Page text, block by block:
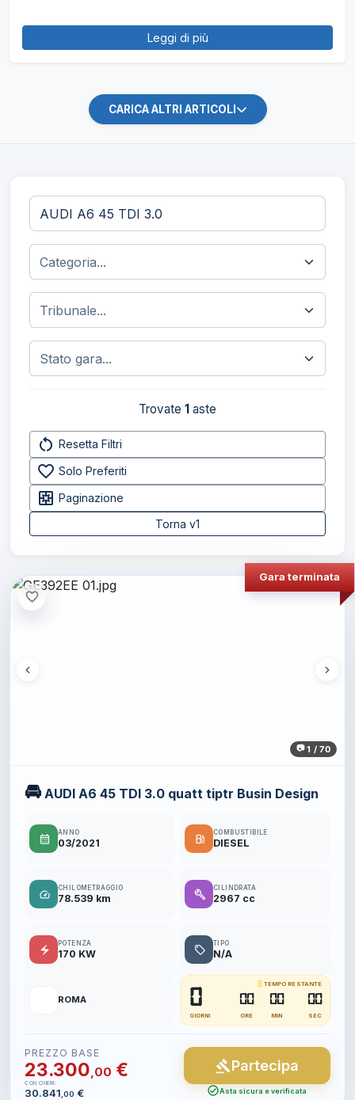
Leggi di più
CARICA ALTRI ARTICOLI
Trovate 1 aste
restart_alt Resetta Filtri
favorite_border Solo Preferiti
pages Paginazione
Torna v1
1 / 70
Gara terminata
favorite_border
🚘 AUDI A6 45 TDI 3.0 quatt tiptr Busin Design
calendar_month
ANNO
03/2021 local_gas_station
COMBUSTIBILE
DIESEL
speed
CHILOMETRAGGIO
78.539 km build
CILINDRATA
2967 cc
electric_bolt
POTENZA
170 KW local_offer
TIPO
N/A
ROMA
hourglass_empty TEMPO RESTANTE
0 00 00 00
GIORNI ORE MIN SEC
PREZZO BASE
23.300,00 €
CON ONERI:
30.841 ,00 €
gavel Partecipa
check_circleAsta sicura e verificata